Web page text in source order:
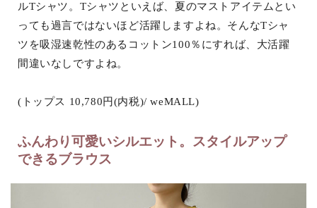
ルTシャツ。Tシャツといえば、夏のマストアイテムとい
っても過言ではないほど活躍しますよね。そんなTシャ
ツを吸湿速乾性のあるコットン100％にすれば、大活躍
間違いなしですよね。
(トップス 10,780円(内税)/ weMALL)
ふんわり可愛いシルエット。スタイルアップ
できるブラウス